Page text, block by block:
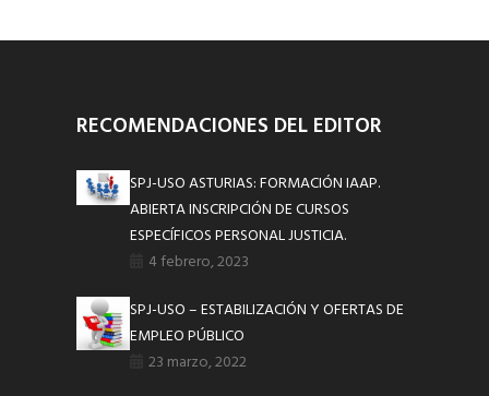
RECOMENDACIONES DEL EDITOR
SPJ-USO ASTURIAS: FORMACIÓN IAAP.
ABIERTA INSCRIPCIÓN DE CURSOS
ESPECÍFICOS PERSONAL JUSTICIA.
4 febrero, 2023
SPJ-USO – ESTABILIZACIÓN Y OFERTAS DE
EMPLEO PÚBLICO
23 marzo, 2022